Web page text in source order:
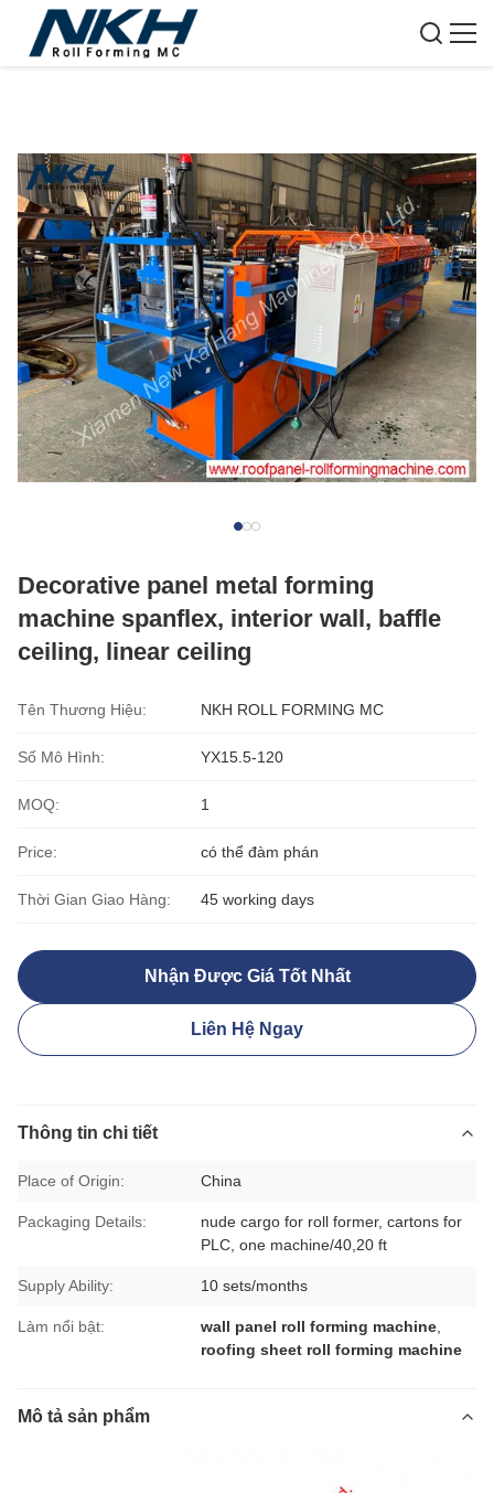
Decorative panel metal forming
machine spanflex, interior wall, baffle
ceiling, linear ceiling
Tên Thương Hiệu: NKH ROLL FORMING MC
Số Mô Hình: YX15.5-120
MOQ: 1
Price: có thể đàm phán
Thời Gian Giao Hàng: 45 working days
Nhận Được Giá Tốt Nhất
Liên Hệ Ngay
Thông tin chi tiết
Place of Origin: China
Packaging Details:
nude cargo for roll former, cartons for
PLC, one machine/40,20 ft
Supply Ability: 10 sets/months
Làm nổi bật: wall panel roll forming machine
roofing sheet roll forming machine
Mô tả sản phẩm